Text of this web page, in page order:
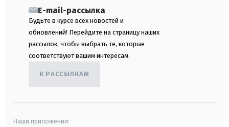
E-mail-рассылка
Будьте в курсе всех новостей и
обновлений! Перейдите на страницу наших
рассылок, чтобы выбрать те, которые
соответствуют вашим интересам.
К РАССЫЛКАМ
Наши приложения: